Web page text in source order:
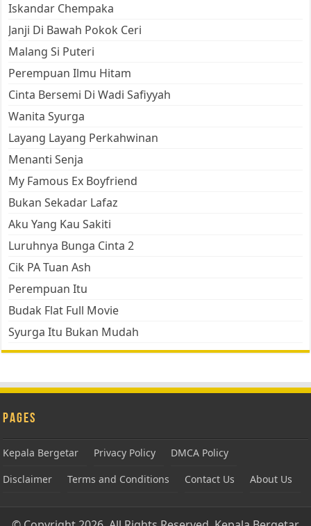
Iskandar Chempaka
Janji Di Bawah Pokok Ceri
Malang Si Puteri
Perempuan Ilmu Hitam
Cinta Bersemi Di Wadi Safiyyah
Wanita Syurga
Layang Layang Perkahwinan
Menanti Senja
My Famous Ex Boyfriend
Bukan Sekadar Lafaz
Aku Yang Kau Sakiti
Luruhnya Bunga Cinta 2
Cik PA Tuan Ash
Perempuan Itu
Budak Flat Full Movie
Syurga Itu Bukan Mudah
Pages
Kepala Bergetar Privacy Policy
DMCA Policy
Disclaimer
Terms and Conditions Contact Us About Us